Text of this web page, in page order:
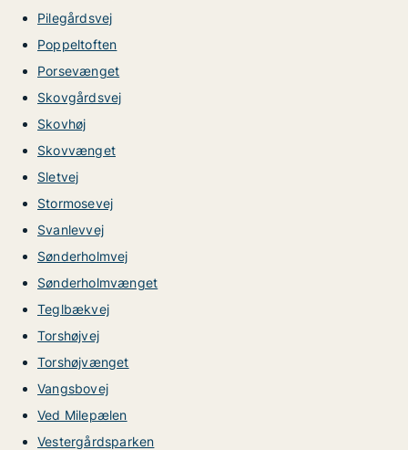
Pilegårdsvej
Poppeltoften
Porsevænget
Skovgårdsvej
Skovhøj
Skovvænget
Sletvej
Stormosevej
Svanlevvej
Sønderholmvej
Sønderholmvænget
Teglbækvej
Torshøjvej
Torshøjvænget
Vangsbovej
Ved Milepælen
Vestergårdsparken